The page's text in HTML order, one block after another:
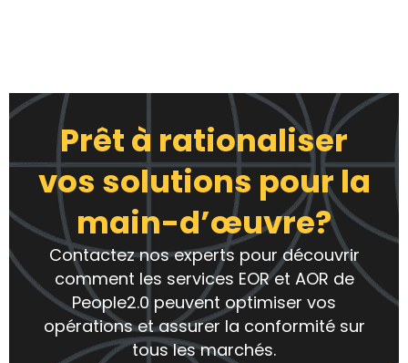
Prêt à rationaliser
vos solutions pour la
main-d’œuvre?
Contactez nos experts pour découvrir
comment les services EOR et AOR de
People2.0 peuvent optimiser vos
opérations et assurer la conformité sur
tous les marchés.